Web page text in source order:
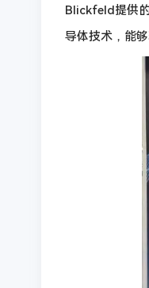
Blickfeld提供
导体技术，能